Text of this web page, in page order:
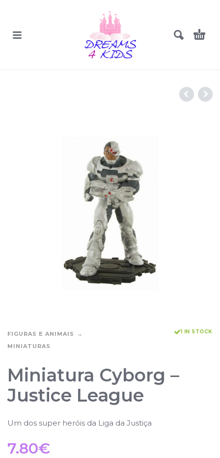
FIGURAS E ANIMAIS
MINIATURAS
1 IN STOCK
Miniatura Cyborg –
Justice League
Um dos super heróis da Liga da Justiça
7.80€